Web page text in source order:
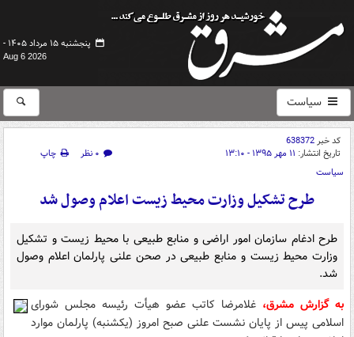
پنجشنبه ۱۵ مرداد ۱۴۰۵ -
Aug 6 2026
سیاست
کد خبر638372
تاریخ انتشار: ۱۱ مهر ۱۳۹۵ - ۱۳:۱۰ ۰ نظر
چاپ
سیاست
طرح تشکیل وزارت محیط زیست اعلام وصول شد
طرح ادغام سازمان امور اراضی و منابع طبیعی با محیط زیست و تشکیل
وزارت محیط زیست و منابع طبیعی در صحن علنی پارلمان اعلام وصول
شد.
به گزارش مشرق، غلامرضا کاتب عضو هیأت رئیسه مجلس شورای
اسلامی پیس از پایان نشست علنی صبح امروز (یکشنبه) پارلمان موارد